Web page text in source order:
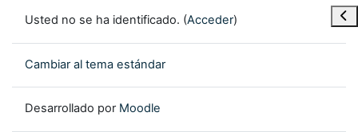
Usted no se ha identificado. (Acceder)
Cambiar al tema estándar
Desarrollado por Moodle